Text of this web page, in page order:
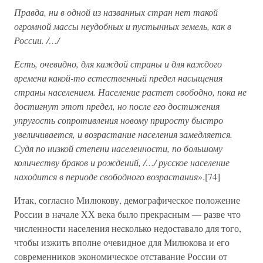
Правда, ни в одной из названных стран нет такой
огромной массы неудобных и пустынных земель, как в
России. /…/
Есть, очевидно, для каждой страны и для каждого
времени какой-то естественный предел насыщения
страны населением. Население растет свободно, пока не
достигнут этот предел, но после его достижения
упругость сопротивления новому приросту быстро
увеличивается, и возрастание населения замедляется.
Судя по низкой степени населенности, по большому
количеству браков и рождений, /…/ русское население
находится в периоде свободного возрастания».[74]
Итак, согласно Милюкову, демографическое положение
России в начале ХХ века было прекрасным — разве что
численности населения несколько недоставало для того,
чтобы изжить вполне очевидное для Милюкова и его
современников экономическое отставание России от